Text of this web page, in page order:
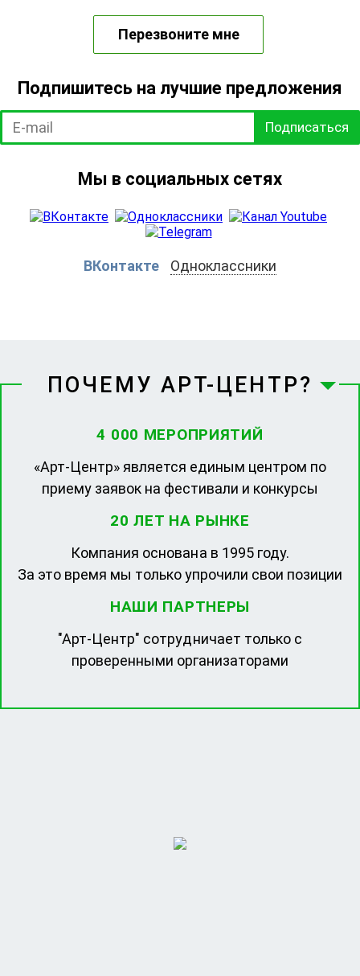
Перезвоните мне
Подпишитесь на лучшие предложения
Подписаться
Мы в социальных сетях
ВКонтакте Одноклассники
ПОЧЕМУ АРТ-ЦЕНТР?
4 000 МЕРОПРИЯТИЙ
«Арт-Центр» является единым центром по
приему заявок на фестивали и конкурсы
20 ЛЕТ НА РЫНКЕ
Компания основана в 1995 году.
За это время мы только упрочили свои позиции
НАШИ ПАРТНЕРЫ
"Арт-Центр" сотрудничает только с
проверенными организаторами